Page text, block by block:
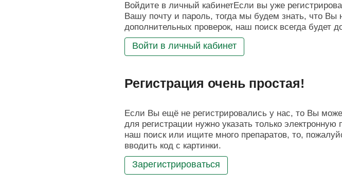
Войдите в личный кабинетЕсли вы уже
Вашу почту и пароль, тогда мы будем знать, что Вы
дополнительных проверок, наш поиск всегда будет
Войти в личный кабинет
Регистрация очень простая!
Если Вы ещё не регистрировались у нас, то Вы
для регистрации нужно указать только
наш поиск или ищите много препаратов, то,
вводить код с картинки.
Зарегистрироваться